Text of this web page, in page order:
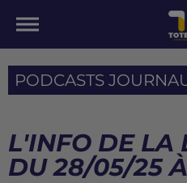
PODCASTS
L'INFO DE LA
DU 28/05/25